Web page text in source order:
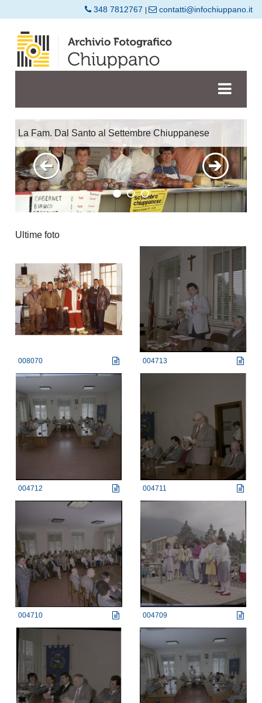
348 7812767 contatti@infochiuppano.it
Ultime foto
008070 004713
004712 004711
004710 004709